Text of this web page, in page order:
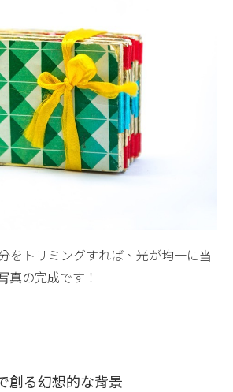
をトリミングすれば、光が均一に当
真の完成です！
創る幻想的な背景